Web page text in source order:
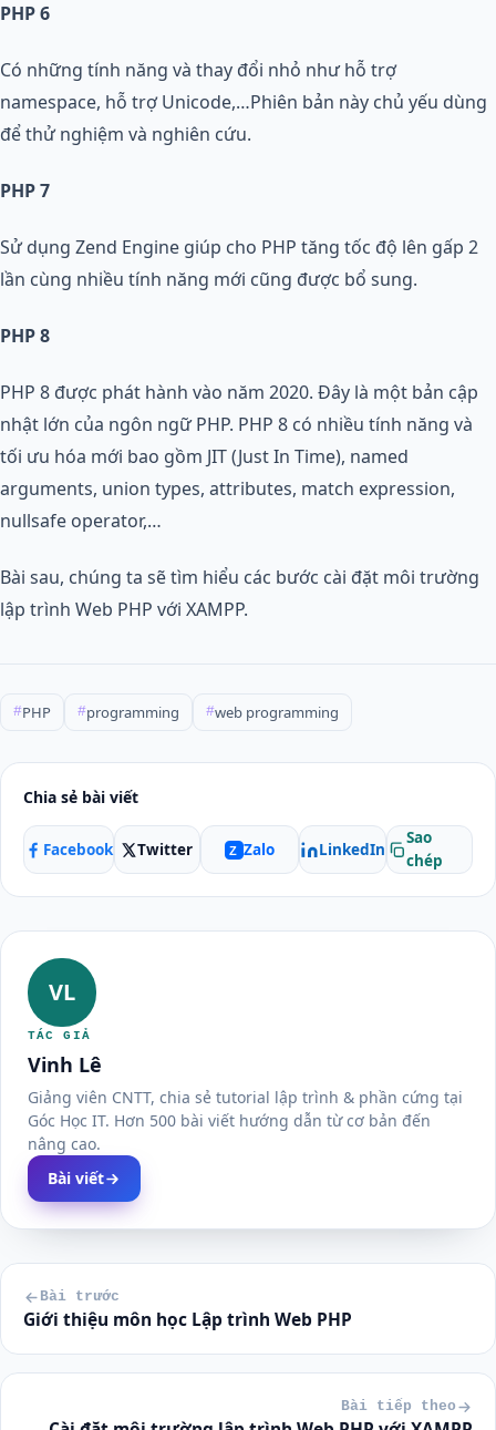
PHP 6
Có những tính năng và thay đổi nhỏ như hỗ trợ
namespace, hỗ trợ Unicode,…Phiên bản này chủ yếu dùng
để thử nghiệm và nghiên cứu.
PHP 7
Sử dụng Zend Engine giúp cho PHP tăng tốc độ lên gấp 2
lần cùng nhiều tính năng mới cũng được bổ sung.
PHP 8
PHP 8 được phát hành vào năm 2020. Đây là một bản cập
nhật lớn của ngôn ngữ PHP. PHP 8 có nhiều tính năng và
tối ưu hóa mới bao gồm JIT (Just In Time), named
arguments, union types, attributes, match expression,
nullsafe operator,…
Bài sau, chúng ta sẽ tìm hiểu các bước cài đặt môi trường
lập trình Web PHP với XAMPP.
#PHP #programming #web programming
Chia sẻ bài viết
Facebook Twitter Z Zalo LinkedIn
Sao
chép
VL
TÁC GIẢ
Vinh Lê
Giảng viên CNTT, chia sẻ tutorial lập trình & phần cứng tại
Góc Học IT. Hơn 500 bài viết hướng dẫn từ cơ bản đến
nâng cao.
Bài viết
Bài trước
Giới thiệu môn học Lập trình Web PHP
Bài tiếp theo